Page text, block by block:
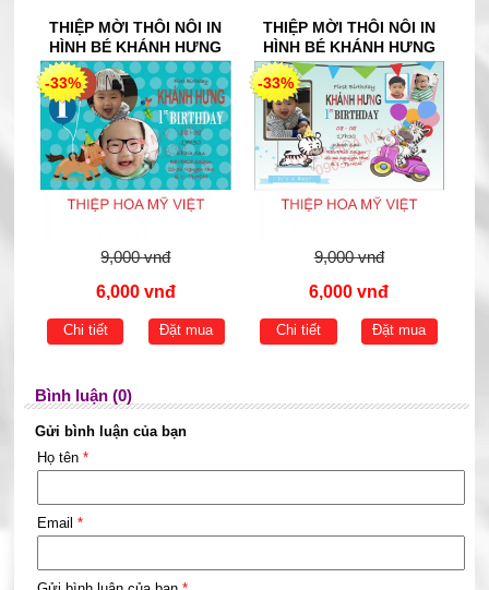
THIỆP MỜI THÔI NÔI IN
HÌNH BÉ KHÁNH HƯNG
-33%
9,000 vnđ
6,000 vnđ
Chi tiết Đặt mua
THIỆP MỜI THÔI NÔI IN
HÌNH BÉ KHÁNH HƯNG
-33%
9,000 vnđ
6,000 vnđ
Chi tiết Đặt mua
Bình luận (0)
Gửi bình luận của bạn
Họ tên *
Email *